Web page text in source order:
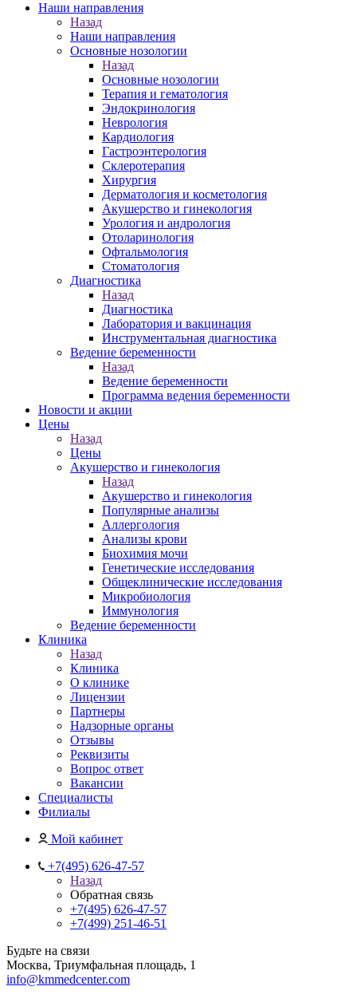
Наши направления
Назад
Наши направления
Основные нозологии
Назад
Основные нозологии
Терапия и гематология
Эндокринология
Неврология
Кардиология
Гастроэнтерология
Склеротерапия
Хирургия
Дерматология и косметология
Акушерство и гинекология
Урология и андрология
Отоларинология
Офтальмология
Стоматология
Диагностика
Назад
Диагностика
Лаборатория и вакцинация
Инструментальная диагностика
Ведение беременности
Назад
Ведение беременности
Программа ведения беременности
Новости и акции
Цены
Назад
Цены
Акушерство и гинекология
Назад
Акушерство и гинекология
Популярные анализы
Аллергология
Анализы крови
Биохимия мочи
Генетические исследования
Общеклинические исследования
Микробиология
Иммунология
Ведение беременности
Клиника
Назад
Клиника
О клинике
Лицензии
Партнеры
Надзорные органы
Отзывы
Реквизиты
Вопрос ответ
Вакансии
Специалисты
Филиалы
Мой кабинет
+7(495) 626-47-57
Назад
Обратная связь
+7(495) 626-47-57
+7(499) 251-46-51
Будьте на связи
Москва, Триумфальная площадь, 1
info@kmmedcenter.com